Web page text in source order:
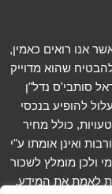
אנו רואים כאמין,
שהוא מדוייק
סותבי'ס נדל"ן
להופיע בנכסי
כולל מחיר
ואינן אומתו ע"י
ולכן מומלץ לשכור
לאמת את המידע.